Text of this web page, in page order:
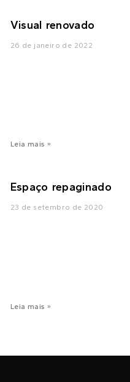
Visual renovado
26 de janeiro de 2022
Leia mais »
Espaço repaginado
23 de setembro de 2020
Leia mais »